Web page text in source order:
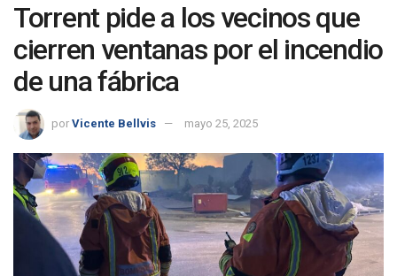
Torrent pide a los vecinos que
cierren ventanas por el incendio
de una fábrica
por Vicente Bellvis mayo 25, 2025